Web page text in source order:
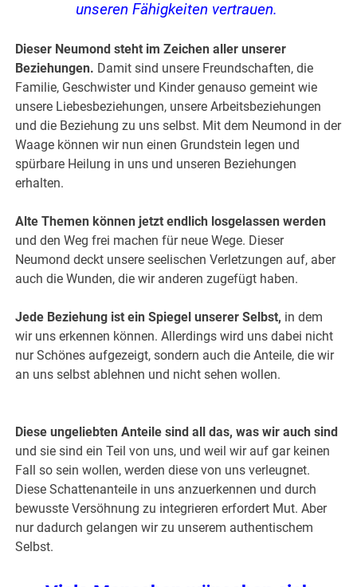
unseren Fähigkeiten vertrauen.
Dieser Neumond steht im Zeichen aller unserer
Beziehungen. Damit sind unsere Freundschaften, die
Familie, Geschwister und Kinder genauso gemeint wie
unsere Liebesbeziehungen, unsere Arbeitsbeziehungen
und die Beziehung zu uns selbst. Mit dem Neumond in der
Waage können wir nun einen Grundstein legen und
spürbare Heilung in uns und unseren Beziehungen
erhalten.
Alte Themen können jetzt endlich losgelassen werden
und den Weg frei machen für neue Wege. Dieser
Neumond deckt unsere seelischen Verletzungen auf, aber
auch die Wunden, die wir anderen zugefügt haben.
Jede Beziehung ist ein Spiegel unserer Selbst, in dem
wir uns erkennen können. Allerdings wird uns dabei nicht
nur Schönes aufgezeigt, sondern auch die Anteile, die wir
an uns selbst ablehnen und nicht sehen wollen.
Diese ungeliebten Anteile sind all das, was wir auch sind
und sie sind ein Teil von uns, und weil wir auf gar keinen
Fall so sein wollen, werden diese von uns verleugnet.
Diese Schattenanteile in uns anzuerkennen und durch
bewusste Versöhnung zu integrieren erfordert Mut. Aber
nur dadurch gelangen wir zu unserem authentischem
Selbst.